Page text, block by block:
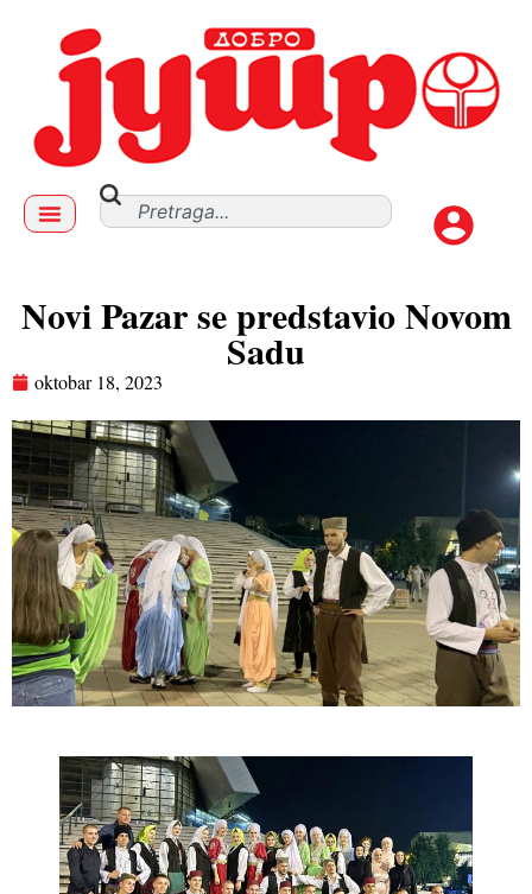
Novi Pazar se predstavio Novom
Sadu
oktobar 18, 2023